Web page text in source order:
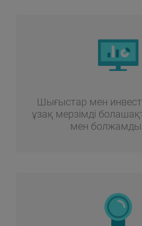
Шығыстар мен
ұзақ мерзімді
мен